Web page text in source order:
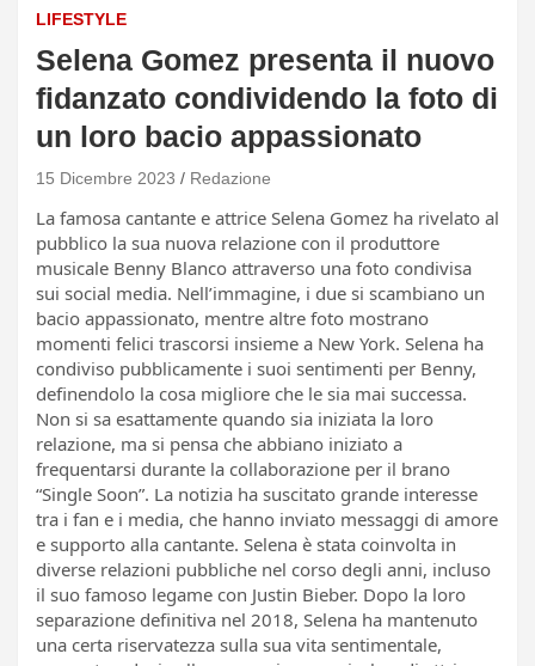
LIFESTYLE
Selena Gomez presenta il nuovo
fidanzato condividendo la foto di
un loro bacio appassionato
15 Dicembre 2023 Redazione
La famosa cantante e attrice Selena Gomez ha rivelato al
pubblico la sua nuova relazione con il produttore
musicale Benny Blanco attraverso una foto condivisa
sui social media. Nell’immagine, i due si scambiano un
bacio appassionato, mentre altre foto mostrano
momenti felici trascorsi insieme a New York. Selena ha
condiviso pubblicamente i suoi sentimenti per Benny,
definendolo la cosa migliore che le sia mai successa.
Non si sa esattamente quando sia iniziata la loro
relazione, ma si pensa che abbiano iniziato a
frequentarsi durante la collaborazione per il brano
“Single Soon”. La notizia ha suscitato grande interesse
tra i fan e i media, che hanno inviato messaggi di amore
e supporto alla cantante. Selena è stata coinvolta in
diverse relazioni pubbliche nel corso degli anni, incluso
il suo famoso legame con Justin Bieber. Dopo la loro
separazione definitiva nel 2018, Selena ha mantenuto
una certa riservatezza sulla sua vita sentimentale,